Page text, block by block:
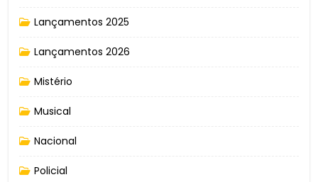
Lançamentos 2025
Lançamentos 2026
Mistério
Musical
Nacional
Policial